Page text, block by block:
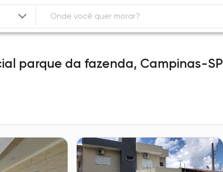
parque da fazenda, Campinas-SP